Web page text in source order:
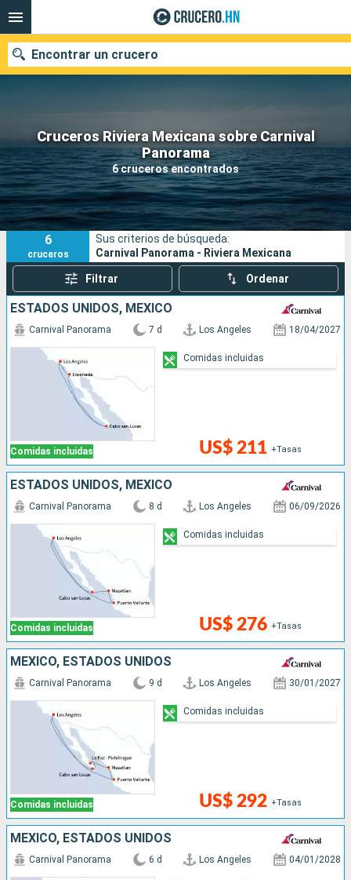
Cruceros Riviera Mexicana sobre Carnival
Panorama
6 cruceros encontrados
Encontrar un crucero
Nuestros destinos
Fecha de salida
Puertos Compañías
Buscar
6
cruceros
Sus criterios de búsqueda:
Carnival Panorama - Riviera Mexicana
Filtrar Ordenar
ESTADOS UNIDOS, MÉXICO
Comidas incluidas
Carnival Panorama 7 d Los Angeles 18/04/2027
US$ 211 +Tasas
Comidas incluidas
ESTADOS UNIDOS, MÉXICO
Comidas incluidas
Carnival Panorama 8 d Los Angeles 06/09/2026
US$ 276 +Tasas
Comidas incluidas
MÉXICO, ESTADOS UNIDOS
Comidas incluidas
Carnival Panorama 9 d Los Angeles 30/01/2027
US$ 292 +Tasas
Comidas incluidas
MÉXICO, ESTADOS UNIDOS
Carnival Panorama 6 d Los Angeles 04/01/2028